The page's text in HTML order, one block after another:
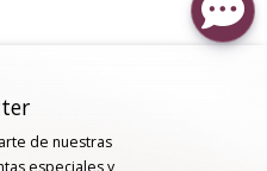
de nuestras
especiales y